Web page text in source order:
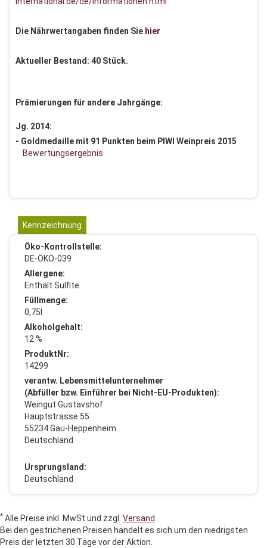
Die Nährwertangaben finden Sie hier
Aktueller Bestand: 40 Stück.
Prämierungen für andere Jahrgänge:
Jg. 2014:
- Goldmedaille mit 91 Punkten beim PIWI Weinpreis 2015
Bewertungsergebnis
Kennzeichnung
Öko-Kontrollstelle:
DE-ÖKO-039
Allergene:
Enthält Sulfite
Füllmenge:
0,75l
Alkoholgehalt:
12 %
ProduktNr:
14299
verantw. Lebensmittelunternehmer
(Abfüller bzw. Einführer bei Nicht-EU-Produkten):
Weingut Gustavshof
Hauptstrasse 55
55234 Gau-Heppenheim
Deutschland
Ursprungsland:
Deutschland
* Alle Preise inkl. MwSt und zzgl. Versand
Bei den gestrichenen Preisen handelt es sich um den niedrigsten
Preis der letzten 30 Tage vor der Aktion.